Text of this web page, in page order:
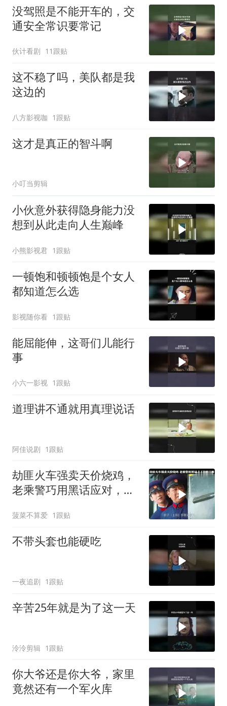
没驾照是不能开车的，交
通安全常识要常记
伙计看剧 11跟贴
这不稳了吗，美队都是我
这边的
八方影视咖 1跟贴
这才是真正的智斗啊
小叮当剪辑
小伙意外获得隐身能力没
想到从此走向人生巅峰
小熊影视君 1跟贴
一顿饱和顿顿饱是个女人
都知道怎么选
影视随你看 1跟贴
能屈能伸，这哥们儿能行
事
小六一影视 1跟贴
道理讲不通就用真理说话
阿佳说剧 1跟贴
劫匪火车强卖天价烧鸡，
老乘警巧用黑话应对，成
菠菜不算爱 1跟贴
不带头套也能硬吃
一夜追剧 1跟贴
辛苦25年就是为了这一天
泠泠剪辑 1跟贴
你大爷还是你大爷，家里
竟然还有一个军火库